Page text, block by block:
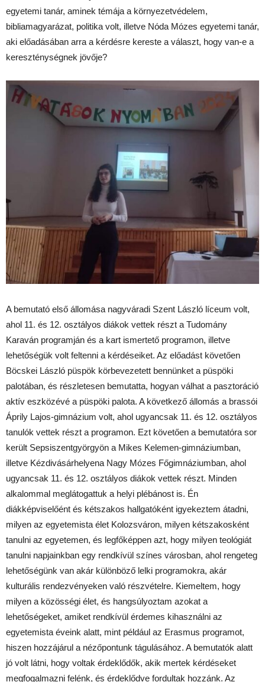
egyetemi tanár, aminek témája a környezetvédelem,
bibliamagyarázat, politika volt, illetve Nóda Mózes egyetemi tanár,
aki előadásában arra a kérdésre kereste a választ, hogy van-e a
kereszténységnek jövője?
A bemutató első állomása nagyváradi Szent László líceum volt,
ahol 11. és 12. osztályos diákok vettek részt a Tudomány
Karaván programján és a kart ismertető programon, illetve
lehetőségük volt feltenni a kérdéseiket. Az előadást követően
Böcskei László püspök körbevezetett bennünket a püspöki
palotában, és részletesen bemutatta, hogyan válhat a pasztoráció
aktív eszközévé a püspöki palota. A következő állomás a brassói
Áprily Lajos-gimnázium volt, ahol ugyancsak 11. és 12. osztályos
tanulók vettek részt a programon. Ezt követően a bemutatóra sor
került Sepsiszentgyörgyön a Mikes Kelemen-gimnáziumban,
illetve Kézdivásárhelyena Nagy Mózes Főgimnáziumban, ahol
ugyancsak 11. és 12. osztályos diákok vettek részt. Minden
alkalommal meglátogattuk a helyi plébánost is. Én
diákképviselőént és kétszakos hallgatóként igyekeztem átadni,
milyen az egyetemista élet Kolozsváron, milyen kétszakosként
tanulni az egyetemen, és legfőképpen azt, hogy milyen teológiát
tanulni napjainkban egy rendkívül színes városban, ahol rengeteg
lehetőségünk van akár különböző lelki programokra, akár
kulturális rendezvényeken való részvételre. Kiemeltem, hogy
milyen a közösségi élet, és hangsúlyoztam azokat a
lehetőségeket, amiket rendkívül érdemes kihasználni az
egyetemista éveink alatt, mint például az Erasmus programot,
hiszen hozzájárul a nézőpontunk tágulásához. A bemutatók alatt
jó volt látni, hogy voltak érdeklődők, akik mertek kérdéseket
megfogalmazni felénk, és érdeklődve fordultak hozzánk. Az